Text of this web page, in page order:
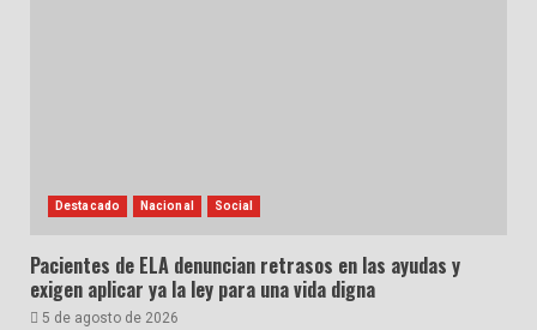
Destacado Nacional Social
Pacientes de ELA denuncian retrasos en las ayudas y
exigen aplicar ya la ley para una vida digna
5 de agosto de 2026